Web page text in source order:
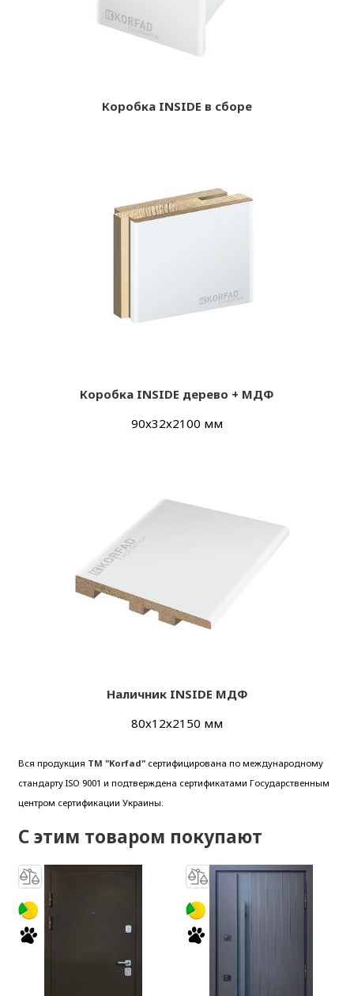
Коробка INSIDE в сборе
Коробка INSIDE дерево + МДФ
90х32х2100 мм
Наличник INSIDE МДФ
80х12х2150 мм
Вся продукция ТМ "Korfad"сертифицирована по международному
стандарту ISO 9001 и подтверждена сертификатами Государственным
центром сертификации Украины.
С этим товаром покупают